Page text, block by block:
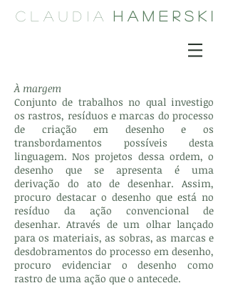
C L A U D I A H A M E R S K I
À margem
Conjunto de trabalhos no qual investigo
os rastros, resíduos e marcas do processo
de criação em desenho e os
transbordamentos possíveis desta
linguagem. Nos projetos dessa ordem, o
desenho que se apresenta é uma
derivação do ato de desenhar. Assim,
procuro destacar o desenho que está no
resíduo da ação convencional de
desenhar. Através de um olhar lançado
para os materiais, as sobras, as marcas e
desdobramentos do processo em desenho,
procuro evidenciar o desenho como
rastro de uma ação que o antecede.